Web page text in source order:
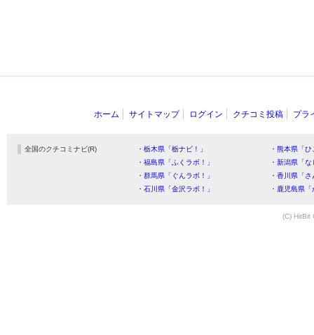
ホーム サイトマップ ログイン クチコミ投稿 プラ
全国のクチコミナビ(R) ・栃木県「栃ナビ！」
・熊本県「
・福島県「ふくラボ！」
・新潟県「
・群馬県「ぐんラボ！」
・香川県「
・石川県「金沢ラボ！」
・鹿児島県
(C) HitBit